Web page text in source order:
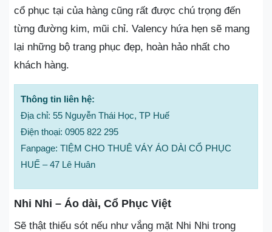
cổ phục tại của hàng cũng rất được chú trọng đến
từng đường kim, mũi chỉ. Valency hứa hẹn sẽ mang
lại những bộ trang phục đẹp, hoàn hảo nhất cho
khách hàng.
Thông tin liên hệ:
Địa chỉ: 55 Nguyễn Thái Học, TP Huế
Điện thoại: 0905 822 295
Fanpage: TIỆM CHO THUÊ VÁY ÁO DÀI CỔ PHỤC
HUẾ – 47 Lê Huân
Nhi Nhi – Áo dài, Cổ Phục Việt
Sẽ thật thiếu sót nếu như vắng mặt Nhi Nhi trong